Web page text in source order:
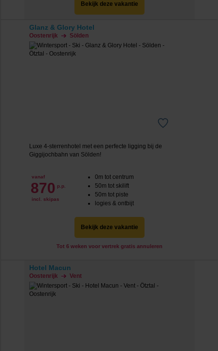
Bekijk deze vakantie
Glanz & Glory Hotel
Oostenrijk Sölden
Luxe 4-sterrenhotel met een perfecte ligging bij de
Giggijochbahn van Sölden!
vanaf
870 p.p.
incl. skipas
0m tot centrum
50m tot skilift
50m tot piste
logies & ontbijt
Bekijk deze vakantie
Tot 6 weken voor vertrek gratis annuleren
Hotel Macun
Oostenrijk Vent